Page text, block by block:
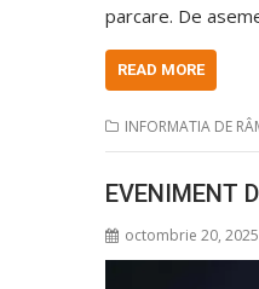
parcare. De
READ MORE
INFORMATIA DE
EVENIMENT
octombrie 20, 2025